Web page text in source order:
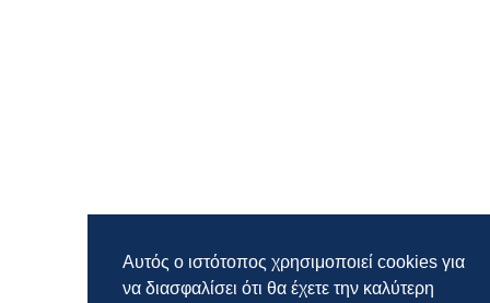
Αυτός ο ιστότοπος χρησιμοποιεί cookies για
να διασφαλίσει ότι θα έχετε την καλύτερη